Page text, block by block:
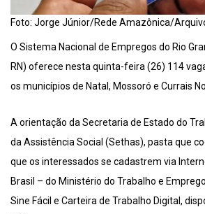
Foto: Jorge Júnior/Rede Amazônica/
O Sistema Nacional de Empregos do Rio
RN) oferece nesta quinta-feira (26) 114
os municípios de Natal, Mossoró e Currais
A orientação da Secretaria de Estado do
da Assistência Social (Sethas), pasta que
que os interessados se cadastrem via
Brasil – do Ministério do Trabalho e
Sine Fácil e Carteira de Trabalho Digital,